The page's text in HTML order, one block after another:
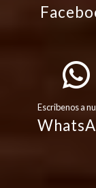
Escribenos a